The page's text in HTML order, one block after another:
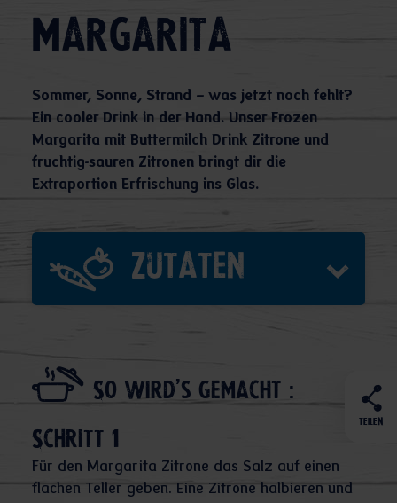
TEILEN
Margarita
Sommer, Sonne, Strand – was jetzt noch fehlt?
Ein cooler Drink in der Hand. Unser Frozen
Margarita mit Buttermilch Drink Zitrone und
fruchtig-sauren Zitronen bringt dir die
Extraportion Erfrischung ins Glas.
Zutaten
So wird's gemacht :
Schritt 1
Für den Margarita Zitrone das Salz auf einen
flachen Teller geben. Eine Zitrone halbieren und